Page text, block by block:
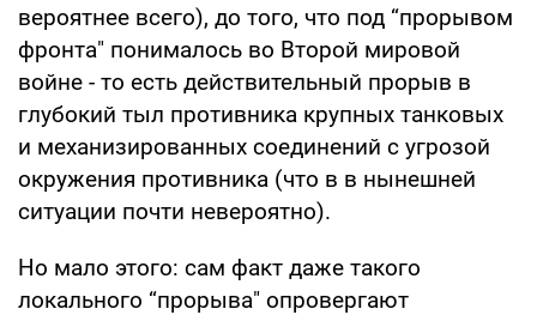
вероятнее всего), до того, что под “прорывом
фронта" понималось во Второй мировой
войне - то есть действительный прорыв в
глубокий тыл противника крупных танковых
и механизированных соединений с угрозой
окружения противника (что в в нынешней
ситуации почти невероятно).
Но мало этого: сам факт даже такого
локального “прорыва" опровергают